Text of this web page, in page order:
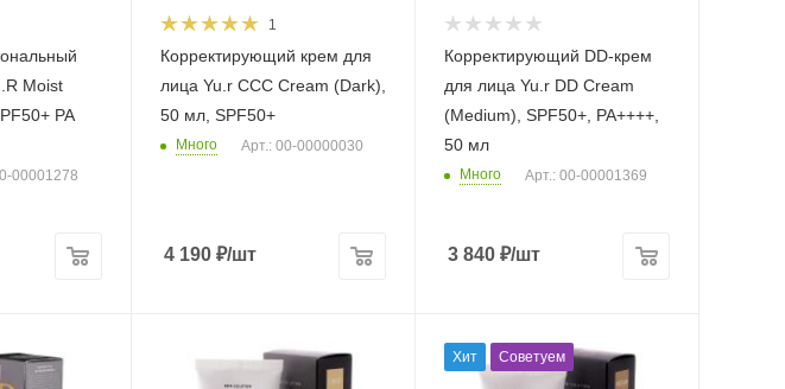
Moist
PA
00001278
1
Корректирующий крем для
лица Yu.r ССС Cream (Dark),
50 мл, SPF50+
Много Арт.: 00-00000030
4 190₽/шт
Корректирующий DD-крем
для лица Yu.r DD Cream
(Medium), SPF50+, PA++++,
50 мл
Много Арт.: 00-00001369
3 840₽/шт
Хит Советуем